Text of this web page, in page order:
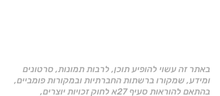
באתר זה עשוי להופיע תוכן, לרבות תמונות, סרטונים
ומידע, שמקורו ברשתות החברתיות ובמקורות פומביים,
בהתאם להוראות סעיף 27א לחוק זכויות יוצרים,